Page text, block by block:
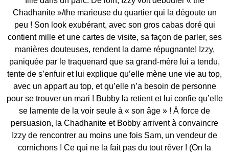
Chadhanite »/the marieuse du quartier qui la dégoute un
peu ! Son look exubérant, avec son gros cabas doré qui
contient mille et une cartes de visite, sa façon de parler, ses
manières douteuses, rendent la dame répugnante! Izzy,
paniquée par le traquenard que sa grand-mère lui a tendu,
tente de s’enfuir et lui explique qu’elle mène une vie au top,
avec un appart au top, et qu’elle n’a besoin de personne
pour se trouver un mari ! Bubby la retient et lui confie qu’elle
se lamente de la voir seule à « son âge » ! À force de
persuasion, la Chadhanite et Bobby arrivent à convaincre
Izzy de rencontrer au moins une fois Sam, un vendeur de
cornichons ! Ce qui ne la fait pas du tout rêver ! (On la